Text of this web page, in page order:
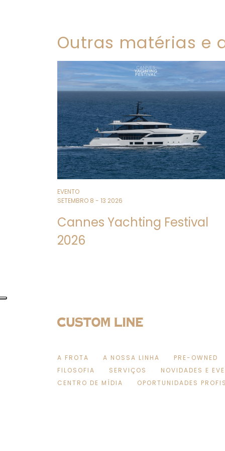
Outras matérias e
EVENTO
SETEMBRO 8 - 13 2026
Cannes Yachting Festival
2026
A FROTA A NOSSA LINHA
PRE-OWNED
FILOSOFIA
SERVIÇOS
NOVIDADES E
CENTRO DE MÍDIA
OPORTUNIDADES